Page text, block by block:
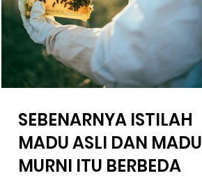
SEBENARNYA ISTILAH
MADU ASLI DAN MADU
MURNI ITU BERBEDA